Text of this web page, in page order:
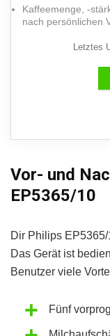
Kaffeemenge, -
nach persönlichen
Letztes
Vor- und
EP5365/10
Dir Philips
Das Gerät ist
Benutzer viele
Fünf